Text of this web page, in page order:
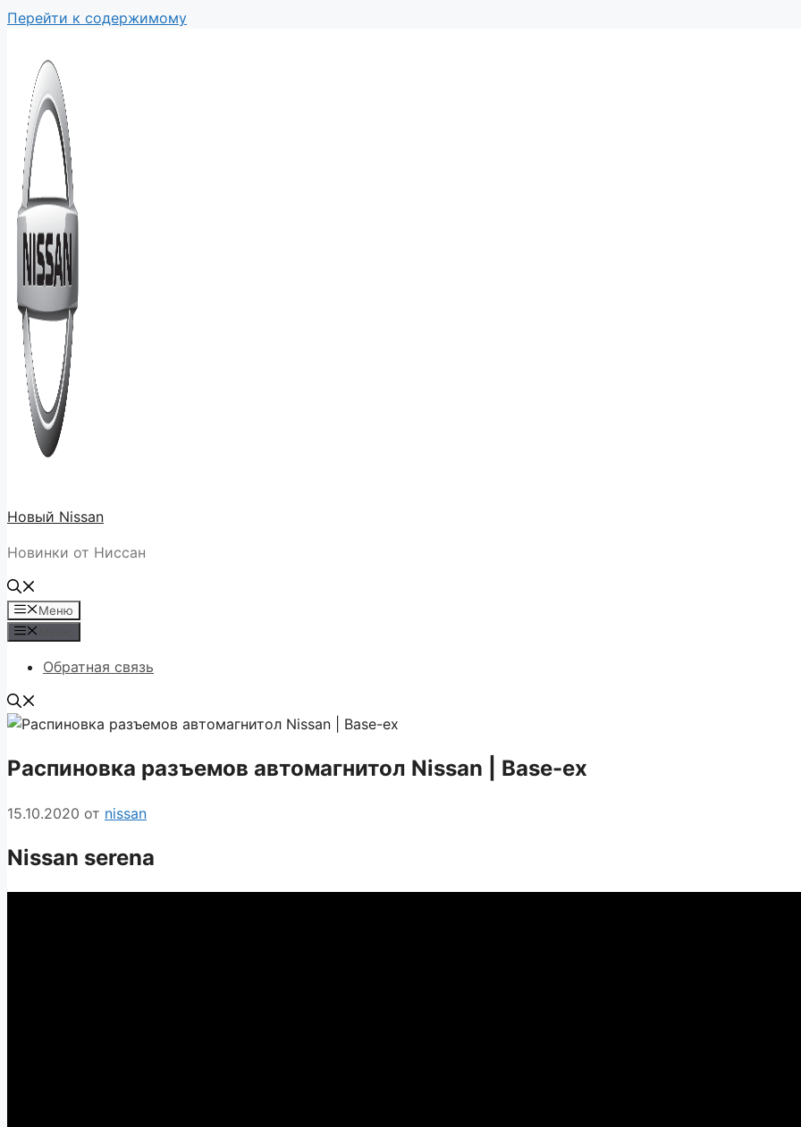
Перейти к содержимому
Новый Nissan
Новинки от Ниссан
Меню
Обратная связь
Распиновка разъемов автомагнитол Nissan | Base-ex
15.10.2020 от nissan
Nissan serena